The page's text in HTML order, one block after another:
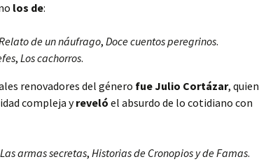
los de:
de un náufrago, Doce cuentos peregrinos.
, Los cachorros.
renovadores del género fue Julio Cortázar, quien
compleja yreveló el absurdo de lo cotidiano con
Las armas secretas, Historias de Cronopios y de Famas.